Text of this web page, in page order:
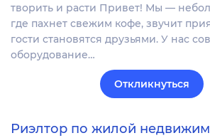
творить и расти Привет! Мы —
где пахнет свежим кофе, звучит
гости становятся друзьями. У нас
оборудование…
Откликнуться
Риэлтор по жилой